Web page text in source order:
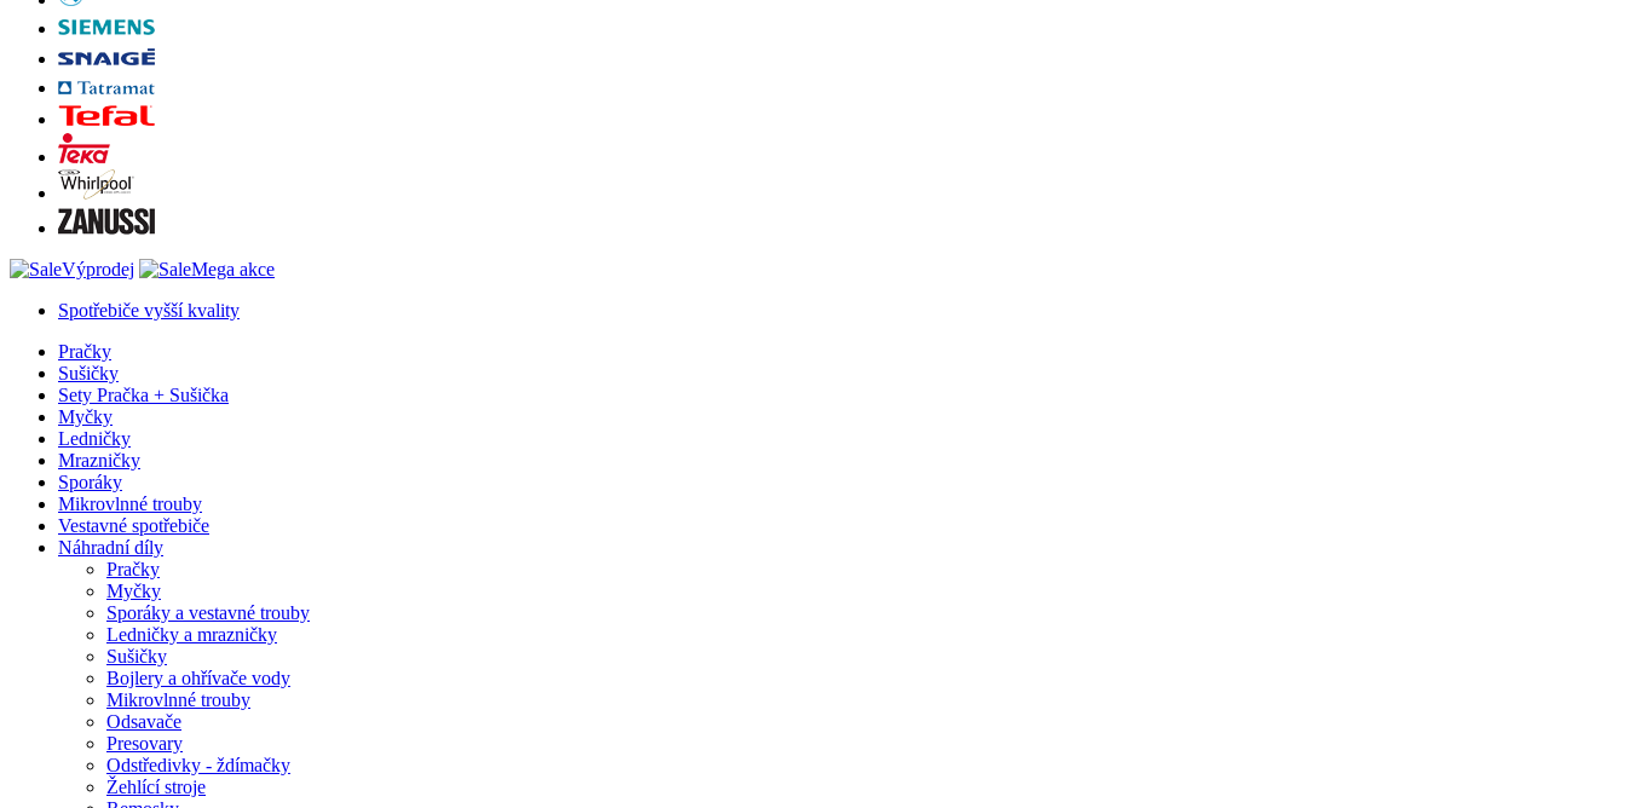
Výprodej
Mega akce
Spotřebiče vyšší kvality
Pračky
Sušičky
Sety Pračka + Sušička
Myčky
Ledničky
Mrazničky
Sporáky
Mikrovlnné trouby
Vestavné spotřebiče
Náhradní díly
Pračky
Myčky
Sporáky a vestavné trouby
Ledničky a mrazničky
Sušičky
Bojlery a ohřívače vody
Mikrovlnné trouby
Odsavače
Presovary
Odstředivky - ždímačky
Žehlící stroje